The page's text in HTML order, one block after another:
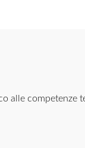
alle competenze